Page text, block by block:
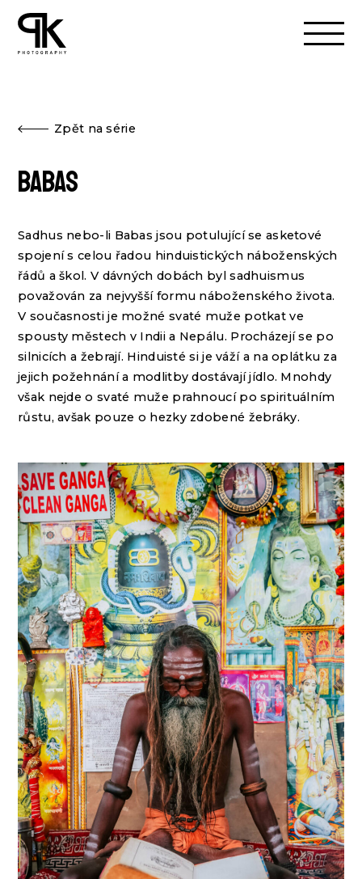
Zpět na série
BABAS
Sadhus nebo-li Babas jsou potulující se asketové
spojení s celou řadou hinduistických náboženských
řádů a škol. V dávných dobách byl sadhuismus
považován za nejvyšší formu náboženského života.
V současnosti je možné svaté muže potkat ve
spousty městech v Indii a Nepálu. Procházejí se po
silnicích a žebrají. Hinduisté si je váží a na oplátku za
jejich požehnání a modlitby dostávají jídlo. Mnohdy
však nejde o svaté muže prahnoucí po spirituálním
růstu, avšak pouze o hezky zdobené žebráky.